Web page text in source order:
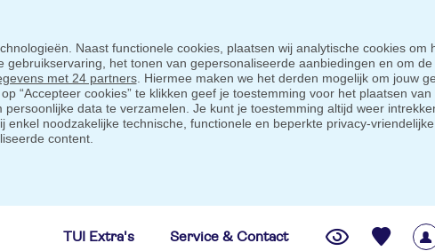
Naast functionele cookies, plaatsen wij analytische cookies om
het tonen van gepersonaliseerde aanbiedingen en om de
met 24 partners. Hiermee maken we het derden mogelijk om jouw
“Accepteer cookies” te klikken geef je toestemming voor het plaatsen van
data te verzamelen. Je kunt je toestemming altijd weer
enkel noodzakelijke technische, functionele en beperkte privacy-vriendelijke
content.
TUI Extra's Service & Contact